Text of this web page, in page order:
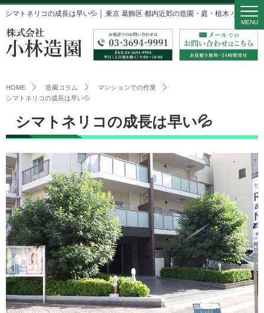
シマトネリコの成長は早い💦 │ 東京 葛飾区 都内近郊の造園・庭・植木 小林造園
MENU
HOME 造園コラム
マンションでの作業
シマトネリコの成長は早い💦
シマトネリコの成長は早い💦